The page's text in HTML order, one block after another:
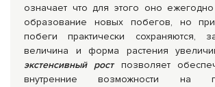
означает что для этого оно ежегодно
образование новых побегов, но
побеги практически сохраняются,
величина и форма растения
экстенсивный ростпозволяет
внутренние возможности на